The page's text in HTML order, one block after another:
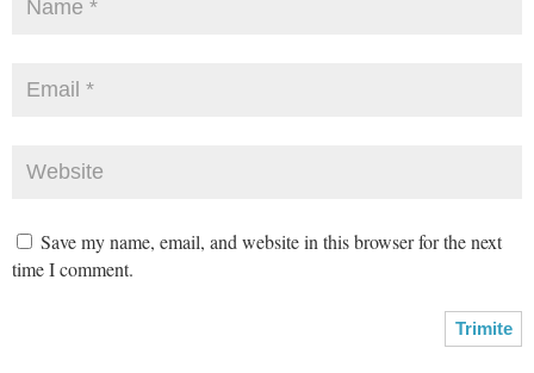
Save my name, email, and website in this browser for the next
time I comment.